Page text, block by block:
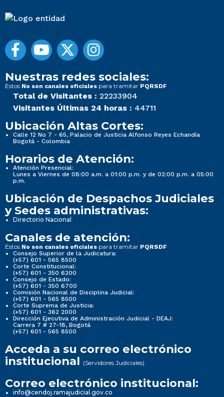
Nuestras redes sociales:
Estos No son canales oficiales para tramitar PQRSDF
Total de Visitantes : 22233904
Visitantes Últimas 24 horas : 44711
Ubicación Altas Cortes:
Calle 12 No 7 - 65, Palacio de Justicia Alfonso Reyes Echandía
Bogotá - Colombia
Horarios de Atención:
Atención Presencial:
Lunes a Viernes de 08:00 a.m. a 01:00 p.m. y de 02:00 p.m. a 05:00
p.m.
Ubicación de Despachos Judiciales
y Sedes administrativas:
Directorio Nacional
Canales de atención:
Estos No son canales oficiales para tramitar PQRSDF
Consejo Superior de la Judicatura:
(+57) 601 - 565 8500
Corte Constitucional:
(+57) 601 - 350 6200
Consejo de Estado:
(+57) 601 - 350 6700
Comisión Nacional de Disciplina Judicial:
(+57) 601 - 565 8500
Corte Suprema de Justicia:
(+57) 601 - 362 2000
Dirección Ejecutiva de Administración Judicial - DEAJ:
Carrera 7 # 27-18, Bogotá
(+57) 601 - 565 8500
Acceda a su correo electrónico
institucional (Servidores Judiciales)
Correo electrónico institucional:
info@cendoj.ramajudicial.gov.co